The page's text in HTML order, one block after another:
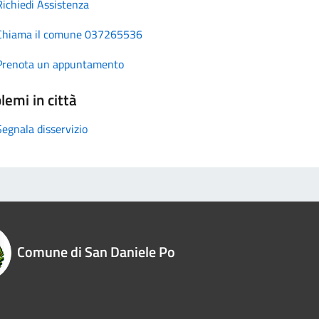
Assistenza
il comune 037265536
un appuntamento
in città
disservizio
Comune di San Daniele Po